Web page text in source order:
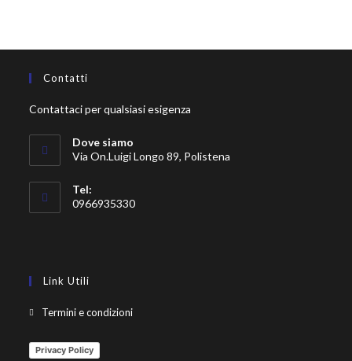
Contatti
Contattaci per qualsiasi esigenza
Dove siamo
Via On.Luigi Longo 89, Polistena
Tel:
0966935330
Link Utili
Termini e condizioni
Privacy Policy